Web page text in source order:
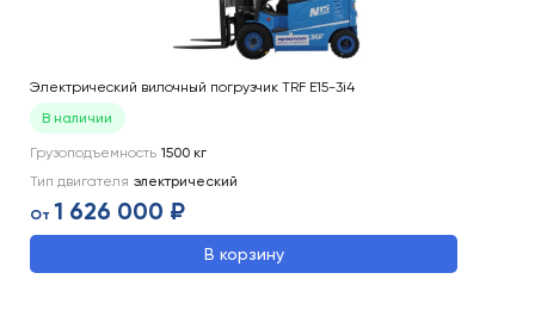
Электрический вилочный погрузчик TRF E15-3i4
В наличии
Грузоподъемность 1500 кг
Тип двигателя электрический
От 1 626 000 ₽
В корзину